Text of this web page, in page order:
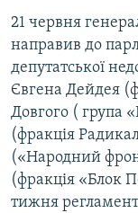
21 червня
направив до
депутатської
Євгена Дейдея
Довгого ( група
(фракція
(«Народний
(фракція «Блок
тижня